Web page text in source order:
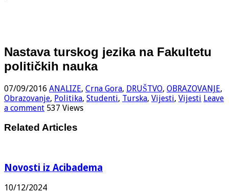
Nastava turskog jezika na Fakultetu
političkih nauka
07/09/2016 ANALIZE, Crna Gora, DRUŠTVO, OBRAZOVANJE,
Obrazovanje, Politika, Studenti, Turska, Vijesti, Vijesti Leave
a comment 537 Views
Related Articles
Novosti iz Acibadema
10/12/2024